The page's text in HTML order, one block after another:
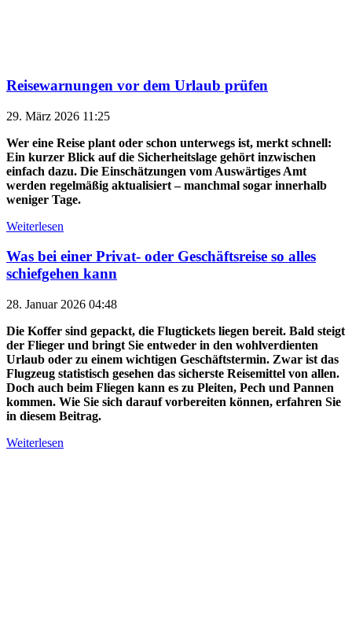
Reisewarnungen vor dem Urlaub prüfen
29. März 2026 11:25
Wer eine Reise plant oder schon unterwegs ist, merkt schnell:
Ein kurzer Blick auf die Sicherheitslage gehört inzwischen
einfach dazu. Die Einschätzungen vom Auswärtiges Amt
werden regelmäßig aktualisiert – manchmal sogar innerhalb
weniger Tage.
Weiterlesen
Was bei einer Privat- oder Geschäftsreise so alles
schiefgehen kann
28. Januar 2026 04:48
Die Koffer sind gepackt, die Flugtickets liegen bereit. Bald steigt
der Flieger und bringt Sie entweder in den wohlverdienten
Urlaub oder zu einem wichtigen Geschäftstermin. Zwar ist das
Flugzeug statistisch gesehen das sicherste Reisemittel von allen.
Doch auch beim Fliegen kann es zu Pleiten, Pech und Pannen
kommen. Wie Sie sich darauf vorbereiten können, erfahren Sie
in diesem Beitrag.
Weiterlesen